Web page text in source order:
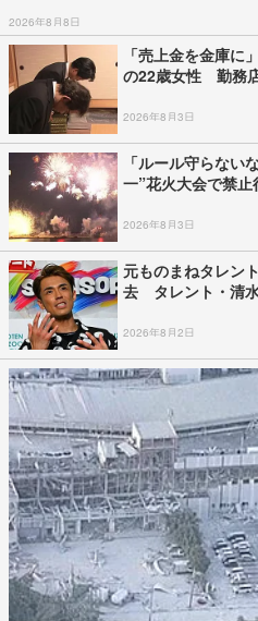
2026年8月8日
「売上金を金庫
の22歳女性 勤務
2026年8月3日
「ルール守らない
一”花火大会で禁
2026年8月3日
元ものまねタレン
去 タレント・清
2026年8月2日